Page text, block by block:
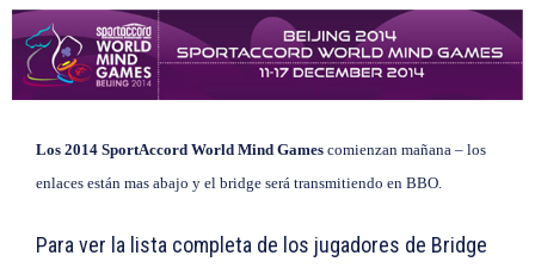
Los 2014 SportAccord World Mind Games comienzan mañana – los
enlaces están mas abajo y el bridge será transmitiendo en BBO.
Para ver la lista completa de los jugadores de Bridge